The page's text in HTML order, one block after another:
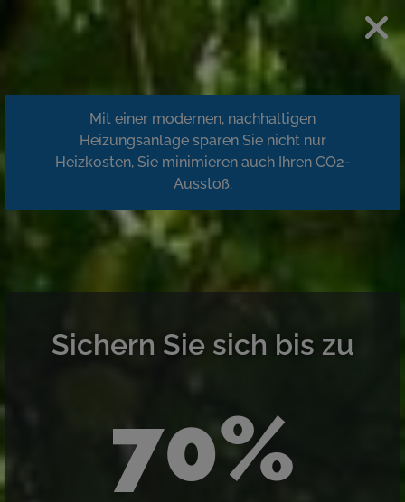
Mit einer modernen, nachhaltigen
Heizungsanlage sparen Sie nicht nur
Heizkosten, Sie minimieren auch Ihren CO2-
Ausstoß.
Sichern Sie sich bis zu
70%